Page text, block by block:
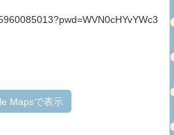
Mapsで表示